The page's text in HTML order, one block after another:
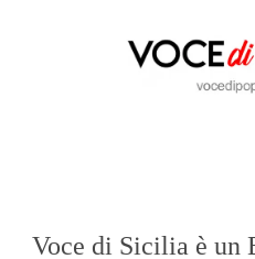
Voce di Sicilia è un